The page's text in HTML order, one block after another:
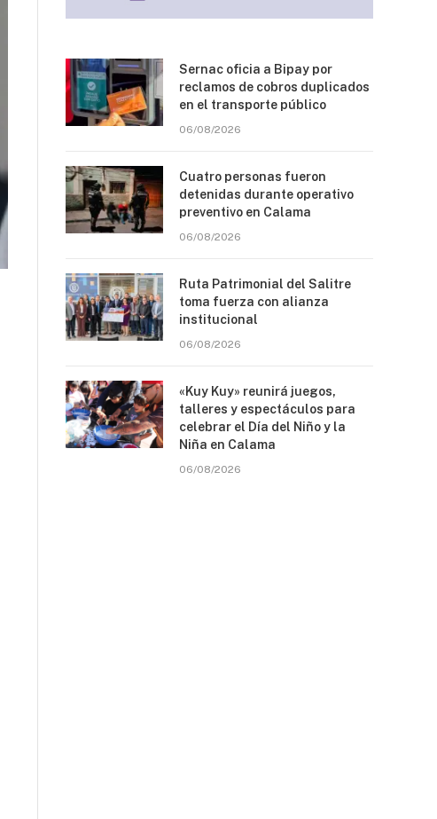
Sernac oficia a Bipay por
reclamos de cobros duplicados
en el transporte público
06/08/2026
Cuatro personas fueron
detenidas durante operativo
preventivo en Calama
06/08/2026
Ruta Patrimonial del Salitre
toma fuerza con alianza
institucional
06/08/2026
«Kuy Kuy» reunirá juegos,
talleres y espectáculos para
celebrar el Día del Niño y la
Niña en Calama
06/08/2026